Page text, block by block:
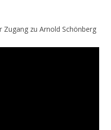
zu Arnold Schönberg